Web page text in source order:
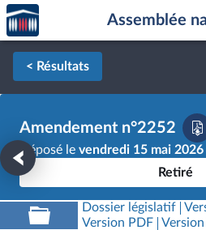
Aller au contenu
Aller en bas de la page
Accèder
à la
page
d'accueil
Assemblée
< Résultats
Amendement n°2252
Déposé le vendredi 15 mai 2026
Retiré
Dossier législatif
Version PDF